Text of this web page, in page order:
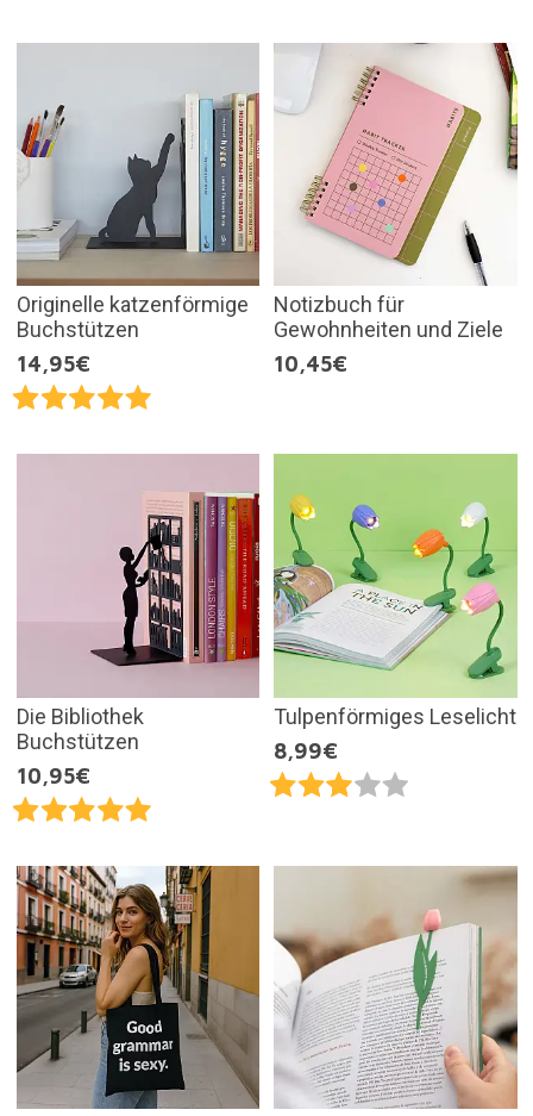
Originelle katzenförmige
Buchstützen
14,95€
Notizbuch für
Gewohnheiten und Ziele
10,45€
Die Bibliothek
Buchstützen
10,95€
Tulpenförmiges Leselicht
8,99€